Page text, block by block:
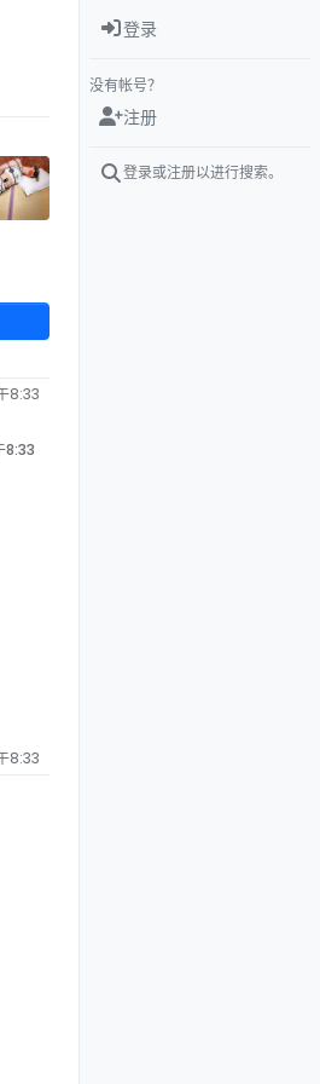
8:33
8:33
8:33
登录
没有帐号？
注册
登录或注册以进行搜索。